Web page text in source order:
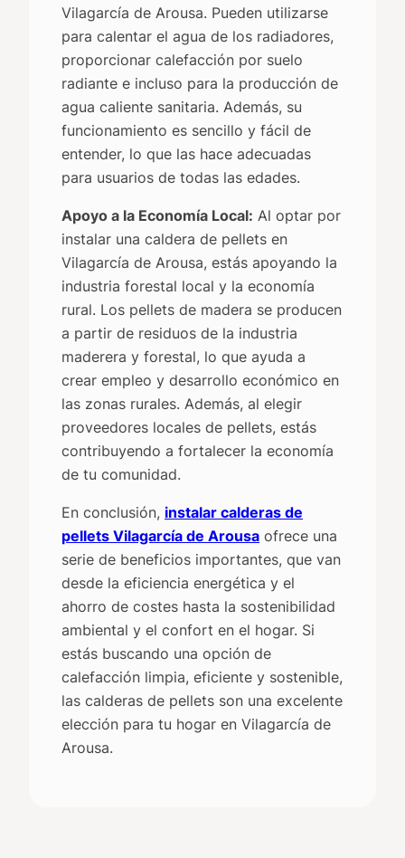
Vilagarcía de Arousa. Pueden utilizarse
para calentar el agua de los radiadores,
proporcionar calefacción por suelo
radiante e incluso para la producción de
agua caliente sanitaria. Además, su
funcionamiento es sencillo y fácil de
entender, lo que las hace adecuadas
para usuarios de todas las edades.
Apoyo a la Economía Local: Al optar por
instalar una caldera de pellets en
Vilagarcía de Arousa, estás apoyando la
industria forestal local y la economía
rural. Los pellets de madera se producen
a partir de residuos de la industria
maderera y forestal, lo que ayuda a
crear empleo y desarrollo económico en
las zonas rurales. Además, al elegir
proveedores locales de pellets, estás
contribuyendo a fortalecer la economía
de tu comunidad.
En conclusión, instalar calderas de
pellets Vilagarcía de Arousa ofrece una
serie de beneficios importantes, que van
desde la eficiencia energética y el
ahorro de costes hasta la sostenibilidad
ambiental y el confort en el hogar. Si
estás buscando una opción de
calefacción limpia, eficiente y sostenible,
las calderas de pellets son una excelente
elección para tu hogar en Vilagarcía de
Arousa.